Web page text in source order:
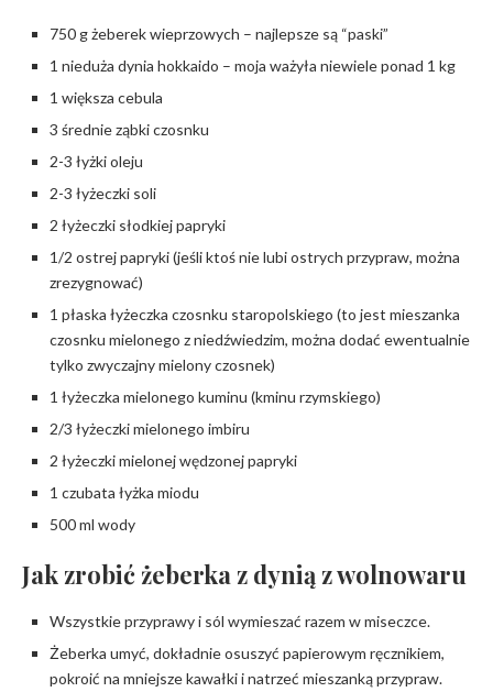
750 g żeberek wieprzowych – najlepsze są “paski”
1 nieduża dynia hokkaido – moja ważyła niewiele ponad 1 kg
1 większa cebula
3 średnie ząbki czosnku
2-3 łyżki oleju
2-3 łyżeczki soli
2 łyżeczki słodkiej papryki
1/2 ostrej papryki (jeśli ktoś nie lubi ostrych przypraw, można
zrezygnować)
1 płaska łyżeczka czosnku staropolskiego (to jest mieszanka
czosnku mielonego z niedźwiedzim, można dodać ewentualnie
tylko zwyczajny mielony czosnek)
1 łyżeczka mielonego kuminu (kminu rzymskiego)
2/3 łyżeczki mielonego imbiru
2 łyżeczki mielonej wędzonej papryki
1 czubata łyżka miodu
500 ml wody
Jak zrobić żeberka z dynią z wolnowaru
Wszystkie przyprawy i sól wymieszać razem w miseczce.
Żeberka umyć, dokładnie osuszyć papierowym ręcznikiem,
pokroić na mniejsze kawałki i natrzeć mieszanką przypraw.